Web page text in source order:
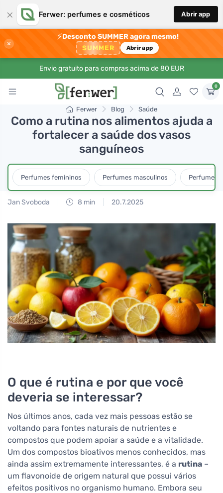
× Ferwer: perfumes e cosméticos Abrir app
×
⚡Desconto SUMMER agora mesmo!
SUMMER Abrir app
Envio gratuito para compras acima de 80 EUR
0
Ferwer Blog Saúde
Como a rutina nos alimentos ajuda a
fortalecer a saúde dos vasos
sanguíneos
Perfumes femininos Perfumes masculinos Perfumes
Jan Svoboda 8 min 20.7.2025
O que é rutina e por que você
deveria se interessar?
Nos últimos anos, cada vez mais pessoas estão se
voltando para fontes naturais de nutrientes e
compostos que podem apoiar a saúde e a vitalidade.
Um dos compostos bioativos menos conhecidos, mas
ainda assim extremamente interessantes, é a rutina –
um flavonoide de origem natural que possui vários
efeitos positivos no organismo humano. Embora seu